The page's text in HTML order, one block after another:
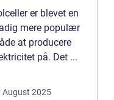
er blevet en
mere populær
at producere
på. Det ...
August 2025